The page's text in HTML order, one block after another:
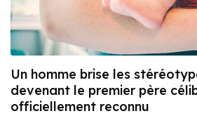
Un homme brise les
devenant le premier père
officiellement reconnu